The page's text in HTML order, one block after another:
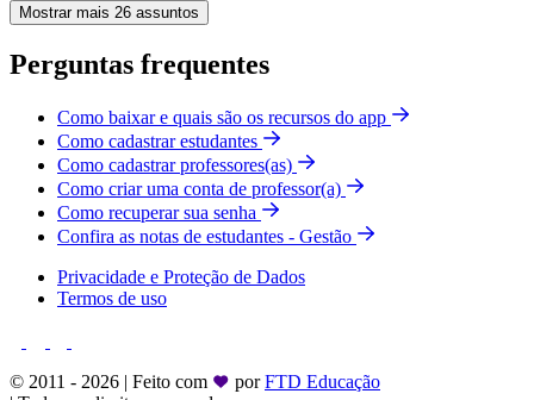
Mostrar mais 26 assuntos
Perguntas frequentes
Como baixar e quais são os recursos do app
Como cadastrar estudantes
Como cadastrar professores(as)
Como criar uma conta de professor(a)
Como recuperar sua senha
Confira as notas de estudantes - Gestão
Privacidade e Proteção de Dados
Termos de uso
© 2011 - 2026 | Feito com porFTD Educação